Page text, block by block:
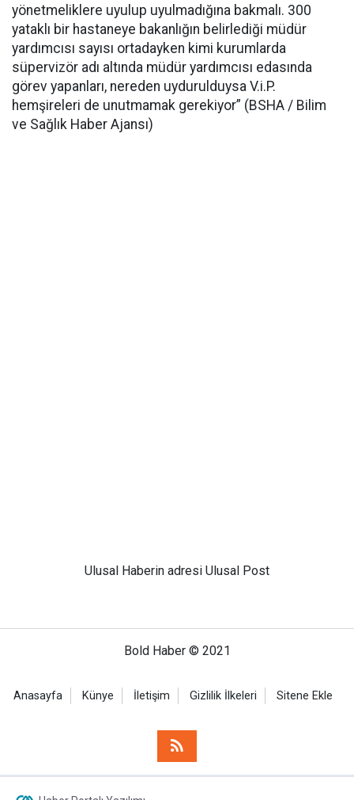
yönetmeliklere uyulup uyulmadığına bakmalı. 300
yataklı bir hastaneye bakanlığın belirlediği müdür
yardımcısı sayısı ortadayken kimi kurumlarda
süpervizör adı altında müdür yardımcısı edasında
görev yapanları, nereden uydurulduysa V.i.P.
hemşireleri de unutmamak gerekiyor” (BSHA / Bilim
ve Sağlık Haber Ajansı)
Ulusal Haberin adresi Ulusal Post
Bold Haber © 2021
Anasayfa Künye İletişim Gizlilik İlkeleri Sitene Ekle